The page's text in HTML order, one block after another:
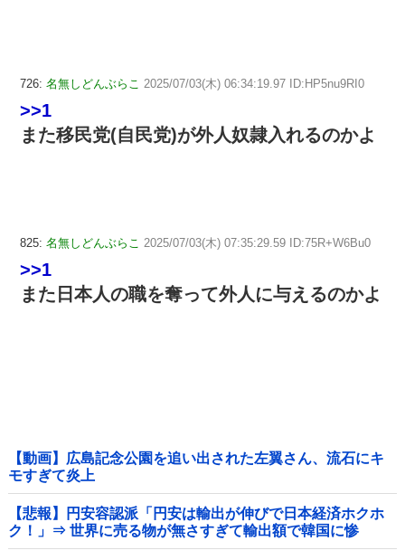
726: 名無しどんぶらこ 2025/07/03(木) 06:34:19.97 ID:HP5nu9RI0
>>1
また移民党(自民党)が外人奴隷入れるのかよ
825: 名無しどんぶらこ 2025/07/03(木) 07:35:29.59 ID:75R+W6Bu0
>>1
また日本人の職を奪って外人に与えるのかよ
【動画】広島記念公園を追い出された左翼さん、流石にキ
モすぎて炎上
【悲報】円安容認派「円安は輸出が伸びで日本経済ホクホ
ク！」⇒ 世界に売る物が無さすぎて輸出額で韓国に惨
敗・・・